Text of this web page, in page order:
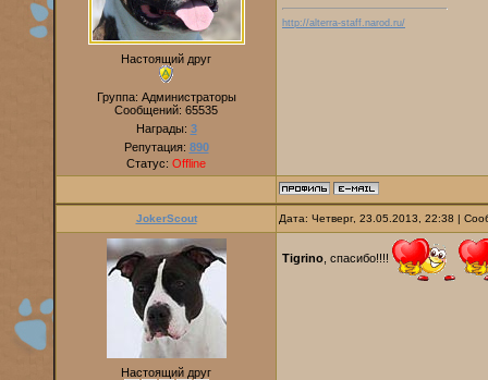
Настоящий друг
Группа: Администраторы
Сообщений: 65535
Награды: 3
Репутация: 890
Статус: Offline
http://alterra-staff.narod.ru/
JokerScout Дата: Четверг, 23.05.2013, 22:38 |
Настоящий друг
Tigrino , спасибо!!!!